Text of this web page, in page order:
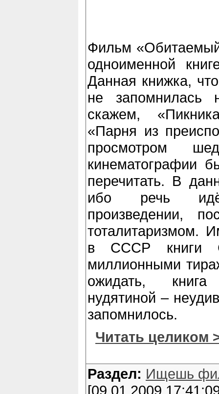
Фильм
одноименной
Данная книжка,
не запомнилась
скажем,
«Парня из
просмотром
кинематографии
перечитать. В
ибо речь
произведении,
тоталитаризмом.
в СССР книги
миллионными
ожидать,
нудятиной –
запомнилось.
Читать целиком
Раздел: Ищешь
[09.01.2009